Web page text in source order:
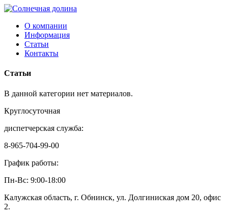
О компании
Информация
Статьи
Контакты
Статьи
В данной категории нет материалов.
Круглосуточная
диспетчерская служба:
8-965-704-99-00
График работы:
Пн-Вс: 9:00-18:00
Калужская область, г. Обнинск, ул. Долгиниская дом 20, офис
2.